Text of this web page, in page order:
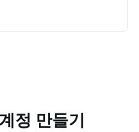
정 만들기